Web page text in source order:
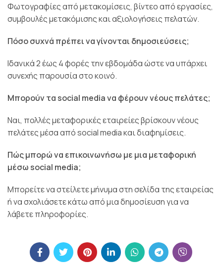
Φωτογραφίες από μετακομίσεις, βίντεο από εργασίες,
συμβουλές μετακόμισης και αξιολογήσεις πελατών.
Πόσο συχνά πρέπει να γίνονται δημοσιεύσεις;
Ιδανικά 2 έως 4 φορές την εβδομάδα ώστε να υπάρχει
συνεχής παρουσία στο κοινό.
Μπορούν τα social media να φέρουν νέους πελάτες;
Ναι, πολλές μεταφορικές εταιρείες βρίσκουν νέους
πελάτες μέσα από social media και διαφημίσεις.
Πώς μπορώ να επικοινωνήσω με μια μεταφορική
μέσω social media;
Μπορείτε να στείλετε μήνυμα στη σελίδα της εταιρείας
ή να σχολιάσετε κάτω από μια δημοσίευση για να
λάβετε πληροφορίες.